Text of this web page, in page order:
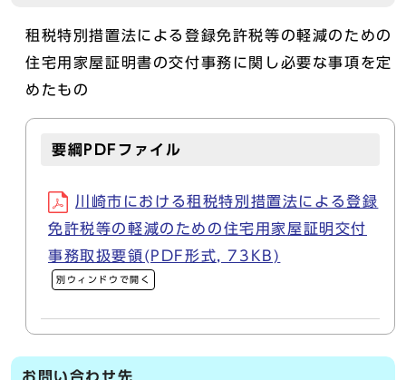
租税特別措置法による登録免許税等の軽減のための
住宅用家屋証明書の交付事務に関し必要な事項を定
めたもの
要綱PDFファイル
川崎市における租税特別措置法による登録
免許税等の軽減のための住宅用家屋証明交付
事務取扱要領(PDF形式, 73KB)
別ウィンドウで開く
お問い合わせ先